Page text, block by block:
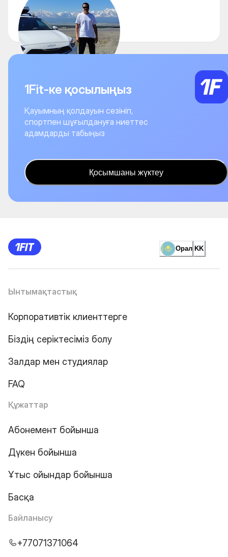
👍
1Fit-ке қосылыңыз
Қауымның қолдауын сезініп,
спортпен шұғылдануға ниеттес
адамдарды табыңыз
Қосымшаны жүктеу
Орал KK
Ынтымақтастық
Корпоративтік клиенттерге
Біздің серіктесіміз болу
Залдар мен студиялар
FAQ
Құжаттар
Абонемент бойынша
Дүкен бойынша
Ұтыс ойындар бойынша
Басқа
Байланысу
+77071371064